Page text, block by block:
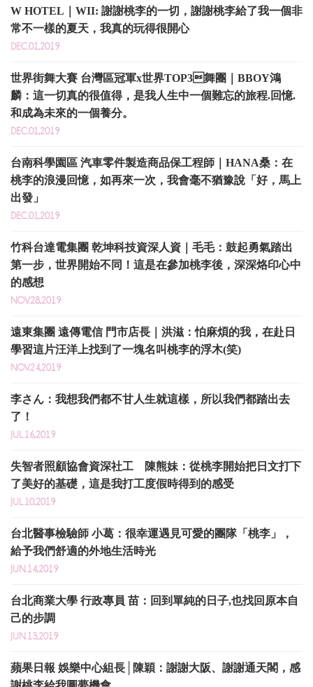
W HOTEL｜WII: 謝謝桃李的一切，謝謝桃李給了我一個非
常不一樣的夏天，我真的玩得很開心
DEC.01,2019
世界街舞大賽 台灣區冠軍x世界TOP3舞團｜BBOY鴻
麟：這一切真的很值得，是我人生中一個難忘的旅程.回憶.
和成為未來的一個養分。
DEC.01,2019
台南科學園區 汽車零件製造商品保工程師｜HANA桑：在
桃李的浪漫回憶，如再來一次，我會毫不猶豫說「好，馬上
出發」
DEC.01,2019
竹科台達電集團 乾坤科技資深人資｜毛毛：鼓起勇氣踏出
第一步，世界開始不同！這是在參加桃李後，深深烙印心中
的感想
NOV.28,2019
遠東集團 遠傳電信 門市店長｜洪滋：怕麻煩的我，在赴日
學習這片汪洋上找到了一塊名叫桃李的浮木(笑)
NOV.24,2019
李さん：我想我們都不甘人生就這樣，所以我們都踏出去
了！
JUL.16,2019
失智者照顧協會資深社工 陳熊妹：從桃李開始把日文打下
了美好的基礎，這是我打工度假時得到的感受
JUL.10,2019
台北醫事檢驗師 小葛：很幸運遇見可愛的團隊「桃李」，
給予我們舒適的外地生活時光
JUN.14,2019
台北商業大學 行政專員 苗：回到單純的日子,也找回原本自
己的步調
JUN.13,2019
蘋果日報 娛樂中心組長│陳穎：謝謝大阪、謝謝通天閣，感